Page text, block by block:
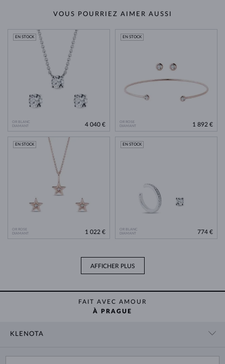
VOUS POURRIEZ AIMER AUSSI
OR BLANC
DIAMANT
EN STOCK
4 040 €
OR ROSE
DIAMANT
EN STOCK
1 892 €
OR ROSE
DIAMANT
EN STOCK
1 022 €
OR BLANC
DIAMANT
EN STOCK
774 €
AFFICHER PLUS
FAIT AVEC AMOUR
À PRAGUE
KLENOTA